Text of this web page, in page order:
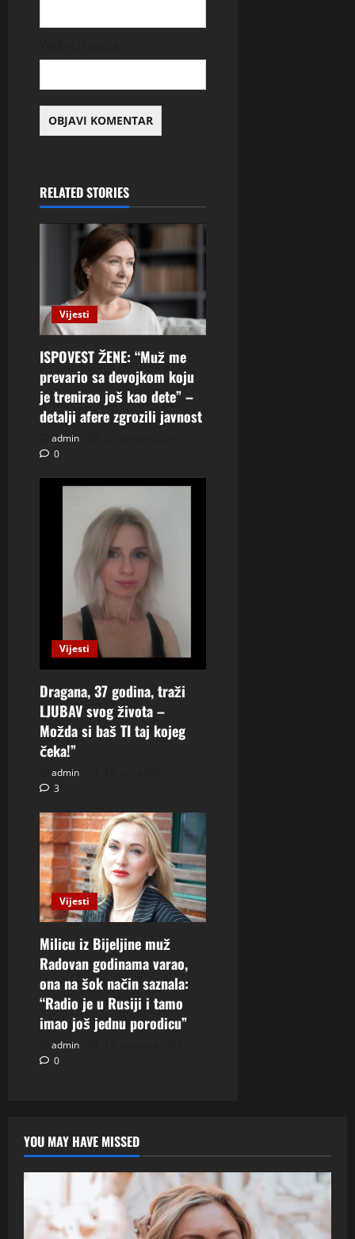
RELATED STORIES
Vijesti
ISPOVEST ŽENE: “Muž me
prevario sa devojkom koju
je trenirao još kao dete” –
detalji afere zgrozili javnost
admin
0
Vijesti
Dragana, 37 godina, traži
LJUBAV svog života –
Možda si baš TI taj kojeg
čeka!”
admin
3
Vijesti
Milicu iz Bijeljine muž
Radovan godinama varao,
ona na šok način saznala:
“Radio je u Rusiji i tamo
imao još jednu porodicu”
admin
0
YOU MAY HAVE MISSED